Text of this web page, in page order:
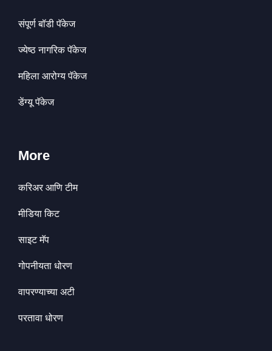
संपूर्ण बॉडी पॅकेज
ज्येष्ठ नागरिक पॅकेज
महिला आरोग्य पॅकेज
डेंग्यू पॅकेज
More
करिअर आणि टीम
मीडिया किट
साइट मॅप
गोपनीयता धोरण
वापरण्याच्या अटी
परतावा धोरण